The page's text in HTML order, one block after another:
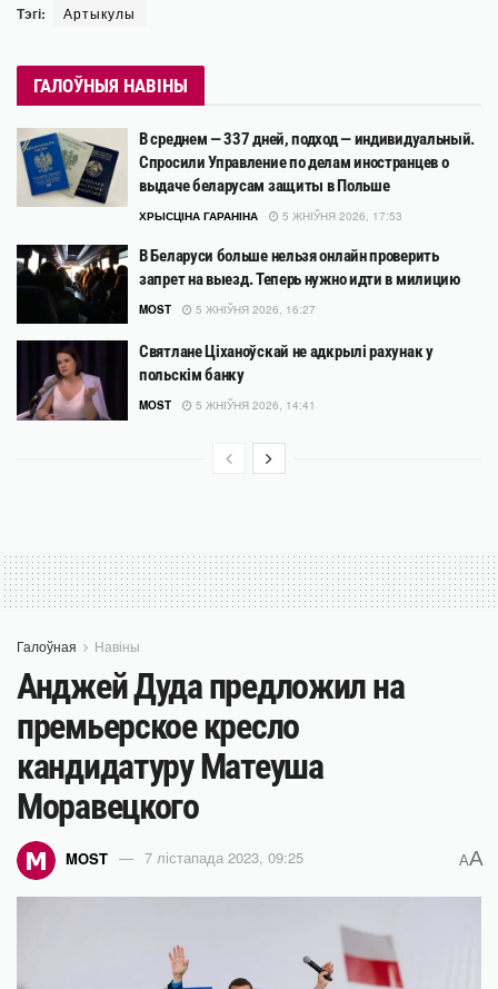
Тэгі: Артыкулы
ГАЛОЎНЫЯ НАВІНЫ
В среднем — 337 дней, подход — индивидуальный.
Спросили Управление по делам иностранцев о
выдаче беларусам защиты в Польше
ХРЫСЦІНА ГАРАНІНА 5 ЖНІЎНЯ 2026, 17:53
В Беларуси больше нельзя онлайн проверить
запрет на выезд. Теперь нужно идти в милицию
MOST 5 ЖНІЎНЯ 2026, 16:27
Святлане Ціханоўскай не адкрылі рахунак у
польскім банку
MOST 5 ЖНІЎНЯ 2026, 14:41
Галоўная Навіны
Анджей Дуда предложил на
премьерское кресло
кандидатуру Матеуша
Моравецкого
MOST 7 лістапада 2023, 09:25 AA